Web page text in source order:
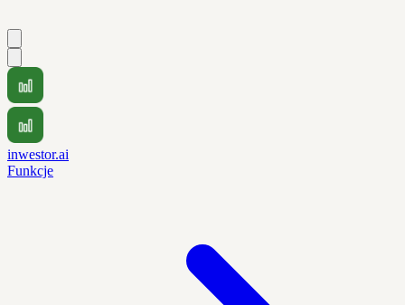
inwestor.ai
Funkcje